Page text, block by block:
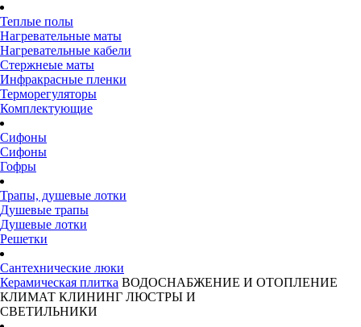
Теплые полы
Нагревательные маты
Нагревательные кабели
Стержнеые маты
Инфракрасные пленки
Терморегуляторы
Комплектующие
Сифоны
Сифоны
Гофры
Трапы, душевые лотки
Душевые трапы
Душевые лотки
Решетки
Сантехнические люки
Керамическая плитка ВОДОСНАБЖЕНИЕ И ОТОПЛЕНИЕ
КЛИМАТ КЛИНИНГ ЛЮСТРЫ И
СВЕТИЛЬНИКИ